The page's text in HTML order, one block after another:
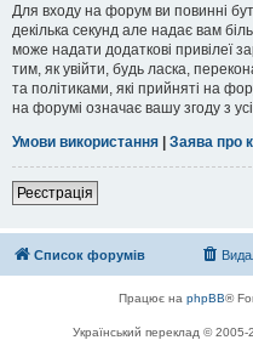
Для входу на форум ви повинні
декілька секунд але надає вам
може надати додаткові привілеї
тим, як увійти, будь ласка,
та політиками, які прийняті на
на форумі означає вашу згоду з
Умови використання | Заява про
Реєстрація
Список форумів
Працює на phpBB®
Український переклад © 2005-